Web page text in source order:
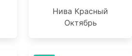
Нива Красный
Октябрь